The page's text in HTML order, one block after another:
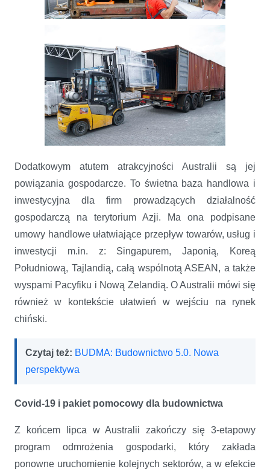
Dodatkowym atutem atrakcyjności Australii są jej
powiązania gospodarcze. To świetna baza handlowa i
inwestycyjna dla firm prowadzących działalność
gospodarczą na terytorium Azji. Ma ona podpisane
umowy handlowe ułatwiające przepływ towarów, usług i
inwestycji m.in. z: Singapurem, Japonią, Koreą
Południową, Tajlandią, całą wspólnotą ASEAN, a także
wyspami Pacyfiku i Nową Zelandią. O Australii mówi się
również w kontekście ułatwień w wejściu na rynek
chiński.
Czytaj też: BUDMA: Budownictwo 5.0. Nowa
perspektywa
Covid-19 i pakiet pomocowy dla budownictwa
Z końcem lipca w Australii zakończy się 3-etapowy
program odmrożenia gospodarki, który zakłada
ponowne uruchomienie kolejnych sektorów, a w efekcie